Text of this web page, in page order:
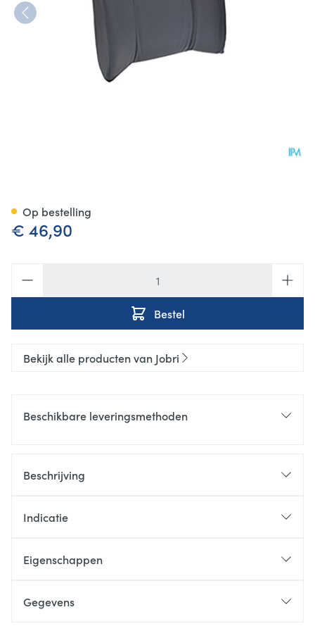
€ 46,90
Bestel
Op bestelling
Bekijk alle producten van Jobri
Beschikbare leveringsmethoden
Beschrijving
Indicatie
Eigenschappen
Gegevens